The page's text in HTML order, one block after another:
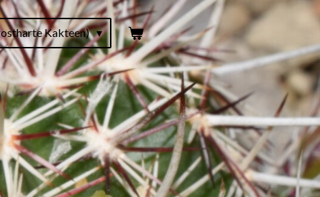
Kakteen)